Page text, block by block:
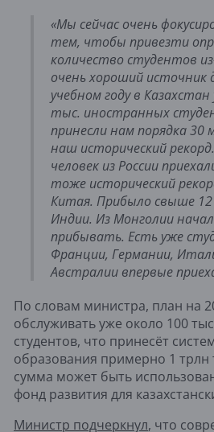
«Мы сейчас очень
тем, чтобы привезти
количество студентов
очень хороший источник
учебном году в
тыс. иностранных
принесли нам порядка 30
наш исторический
человек из России
тоже исторический
Китая. Прибыло свыше
Индии. Из Монголии
прибывать. Есть уже
Франции, Германии,
Австралии впервые
По словам министра, план на
обслуживать уже около 100
студентов, что принесёт
образования примерно 1 трлн
сумма может быть
фонд развития для
Министр подчеркнул, что